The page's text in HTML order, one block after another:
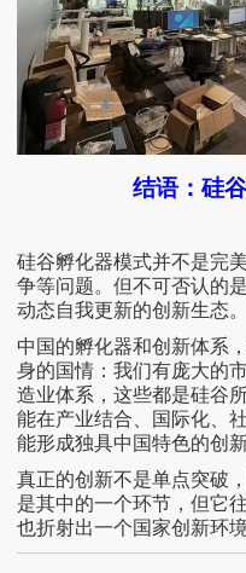
结语：硅
硅谷孵化器模式并不是完
争等问题。但不可否认的
动态自我更新的创新生态。
中国的孵化器和创新体系
身的国情：我们有庞大的
造业体系，这些都是硅谷
能在产业结合、国际化、
能形成独具中国特色的创新
真正的创新不是单点突破
是其中的一个环节，但它
也折射出一个国家创新环